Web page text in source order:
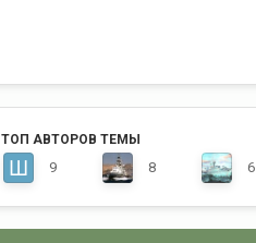
ТОП АВТОРОВ ТЕМЫ
9 8 6